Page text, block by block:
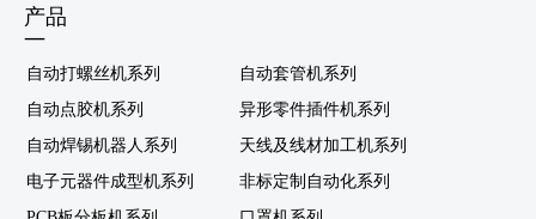
自动打螺丝机系列
自动点胶机系列
自动焊锡机器人系列
电子元器件成型机系列
产品
—
自动套管机系列
异形零件插件机系列
天线及线材加工机系列
非标定制自动化系列